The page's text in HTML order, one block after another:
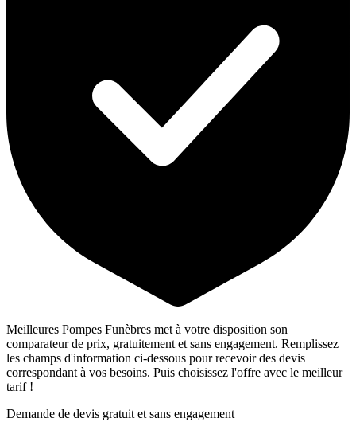
Meilleures Pompes Funèbres met à votre disposition son
comparateur de prix, gratuitement et sans engagement. Remplissez
les champs d'information ci-dessous pour recevoir des devis
correspondant à vos besoins. Puis choisissez l'offre avec le meilleur
tarif !
Demande de devis gratuit et sans engagement